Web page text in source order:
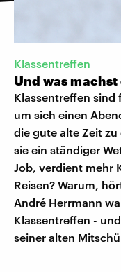
Klassentreffen
Und was machst
Klassentreffen sind
um sich einen
die gute alte Zeit
sie ein ständiger
Job, verdient mehr
Reisen? Warum,
André Herrmann
Klassentreffen -
seiner alten